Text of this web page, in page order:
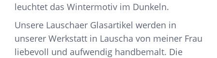
leuchtet das Wintermotiv im Dunkeln.
Unsere Lauschaer Glasartikel werden in
unserer Werkstatt in Lauscha von meiner Frau
liebevoll und aufwendig handbemalt. Die